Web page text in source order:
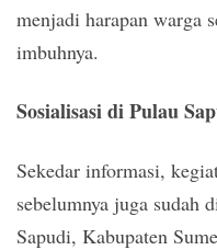
menjadi harapan warga
imbuhnya.
Sosialisasi di Pulau
Sekedar informasi,
sebelumnya juga sudah
Sapudi, Kabupaten